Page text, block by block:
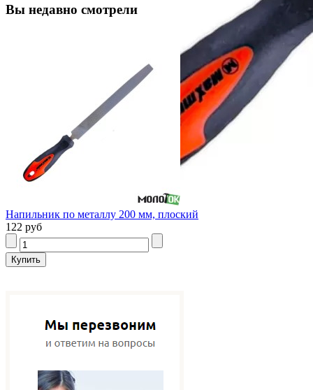
Вы недавно смотрели
Напильник по металлу 200 мм, плоский
122 руб